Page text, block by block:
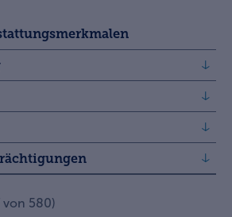
von 580)